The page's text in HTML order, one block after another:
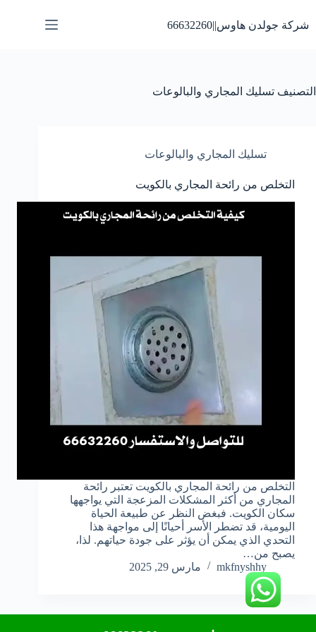
إلى
المحتوى
شركة جولدن هاوس||66632260
التصنيف تسليك المجاري والبالوعات
تسليك المجاري والبالوعات
التخلص من رائحة المجاري بالكويت
التخلص من رائحة المجاري بالكويت تعتبر رائحة
المجاري من أكثر المشكلات المزعجة التي يواجهها
سكان الكويت. فبغض النظر عن طبيعة الحياة
اليومية، قد تضطر الأسر أحيانًا إلى مواجهة هذا
التحدي الذي يمكن أن يؤثر على جودة حياتهم. لذا،
يصبح من…
mkfnyshhy
مارس 29, 2025